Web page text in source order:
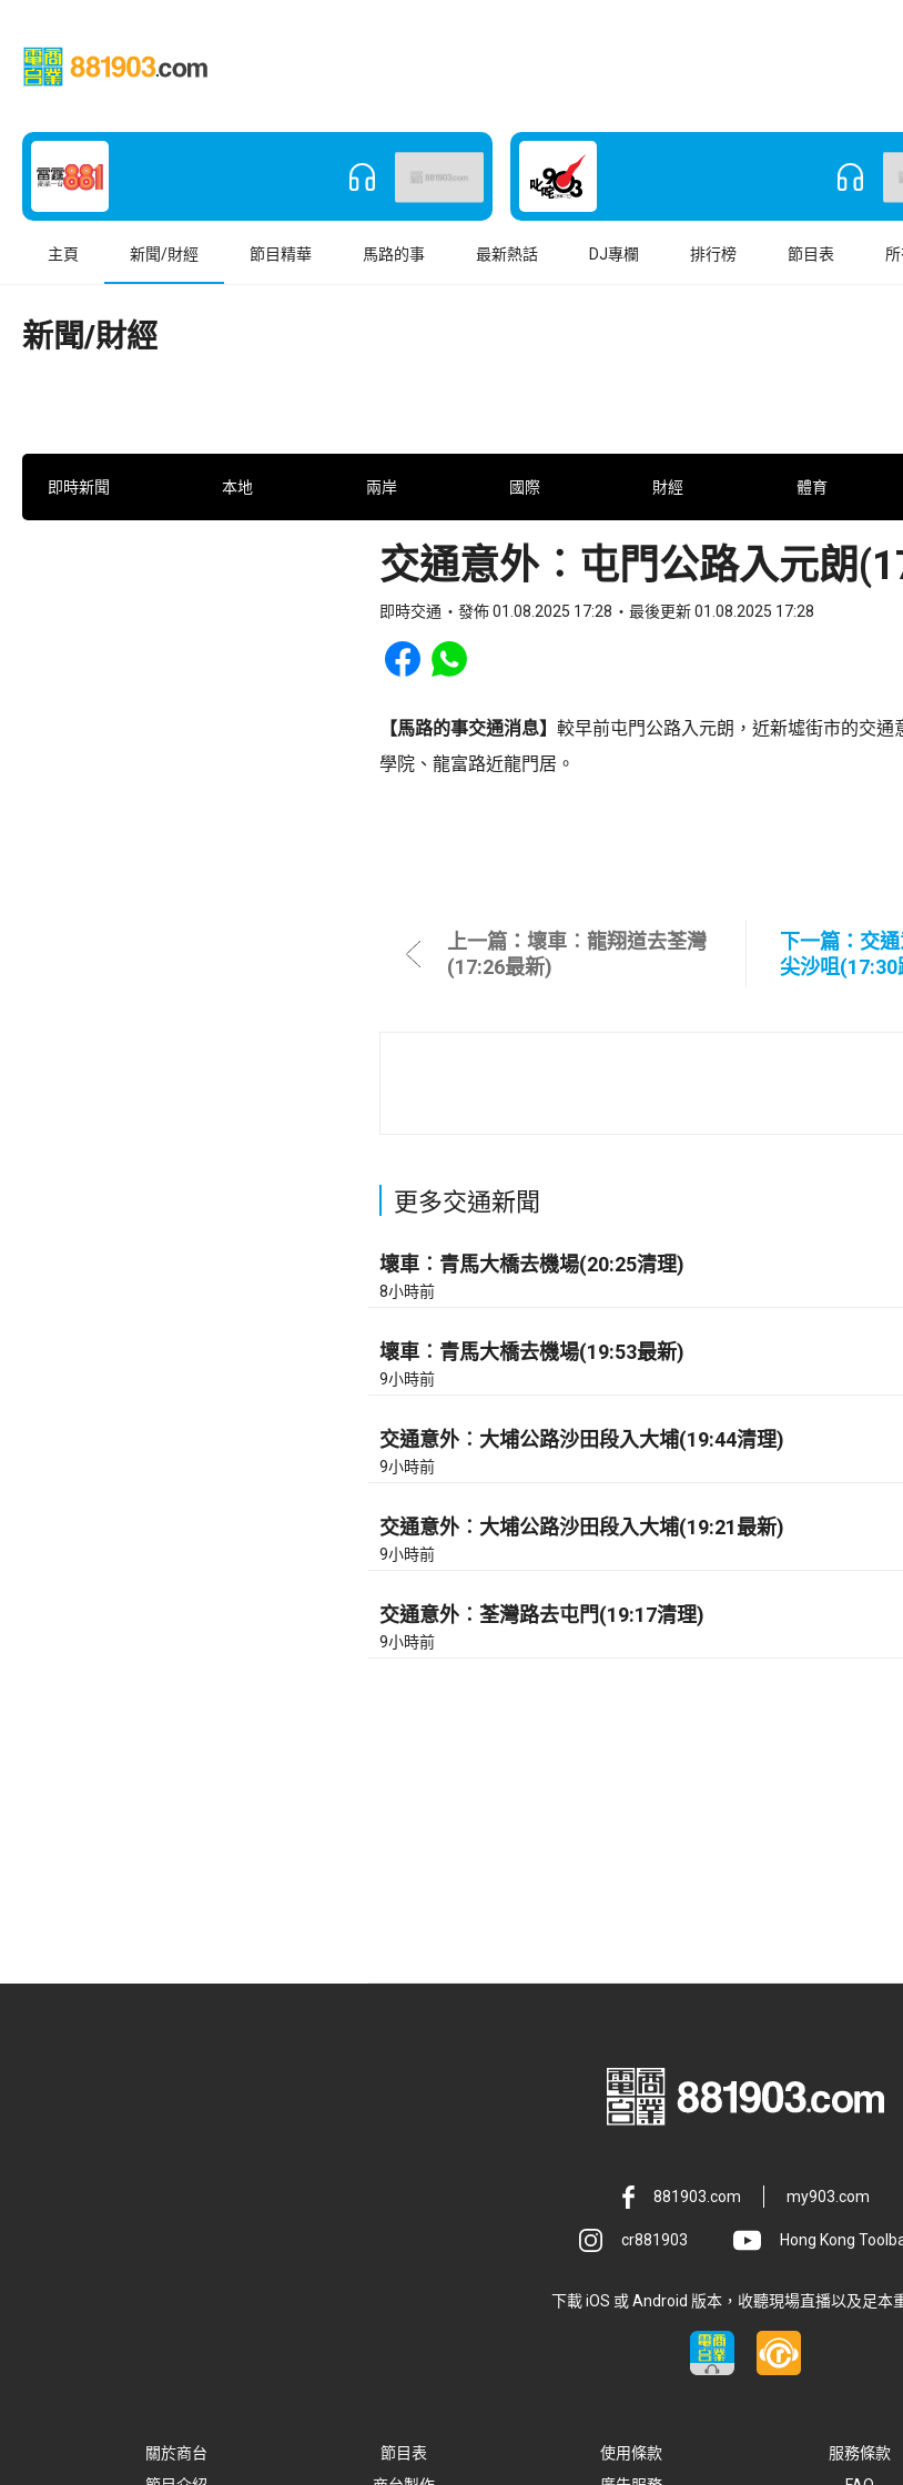
主頁 新聞/財經 節目精華 馬路的事 最新熱話 DJ專欄 排行榜 節目表
新聞/財經
即時新聞 本地 兩岸 國際 財經 體育
交通意外︰屯門公路入元朗
即時交通 發佈 01.08.2025 17:28 最後更新 01.08.2025 17:28
Share to Facebook
Share to WhatsApp
【馬路的事交通消息】 較早前屯門公路入元朗，近新墟街市的交通
學院、龍富路近龍門居。
上一篇：壞車︰龍翔道去荃灣
(17:26最新)
下一篇：交
尖沙咀(17:30
更多交通新聞
壞車︰青馬大橋去機場(20:25清理)
8小時前
壞車︰青馬大橋去機場(19:53最新)
9小時前
交通意外︰大埔公路沙田段入大埔(19:44清理)
9小時前
交通意外︰大埔公路沙田段入大埔(19:21最新)
9小時前
交通意外︰荃灣路去屯門(19:17清理)
9小時前
881903.com my903.com
cr881903 Hong Kong
下載 iOS 或 Android 版本，收聽現場直播以及足本
關於商台 節目表 使用條款 服務條款